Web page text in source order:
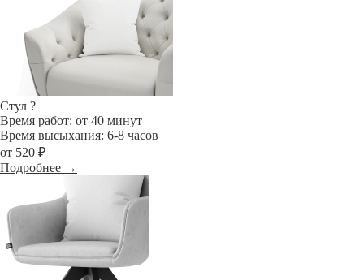
Стул ?
Время работ: от 40 минут
Время высыхания: 6-8 часов
от 520 ₽
Подробнее →